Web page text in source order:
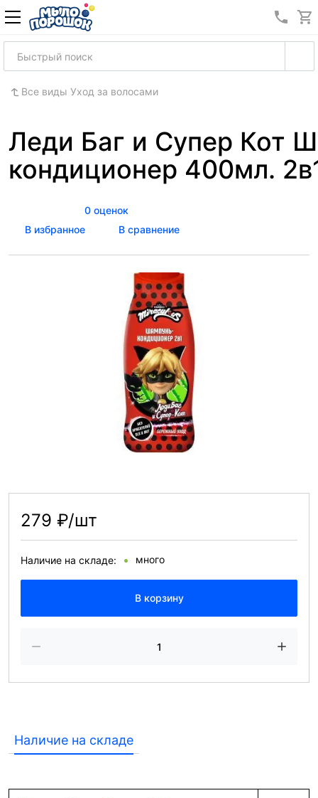
8
Все виды Уход за волосами
Леди Баг и Супер Кот
кондиционер 400мл.
0 оценок
В избранное
В сравнение
279 ₽/шт
Наличие на складе: много
В корзину
Наличие на складе